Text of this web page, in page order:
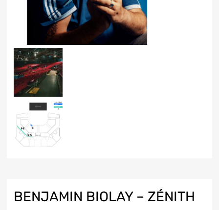
BENJAMIN BIOLAY – ZÉNITH